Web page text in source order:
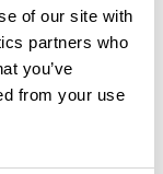
of our site with
partners who
you’ve
from your use
proximité de